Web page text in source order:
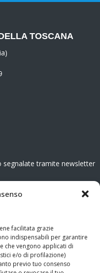
facilitata grazie
indispensabili per garantire
che vengono applicati di
e/o di profilazione)
previo tuo consenso
TOSCANA
segnalate tramite newsletter
presso il Tribunale di
responsabile: